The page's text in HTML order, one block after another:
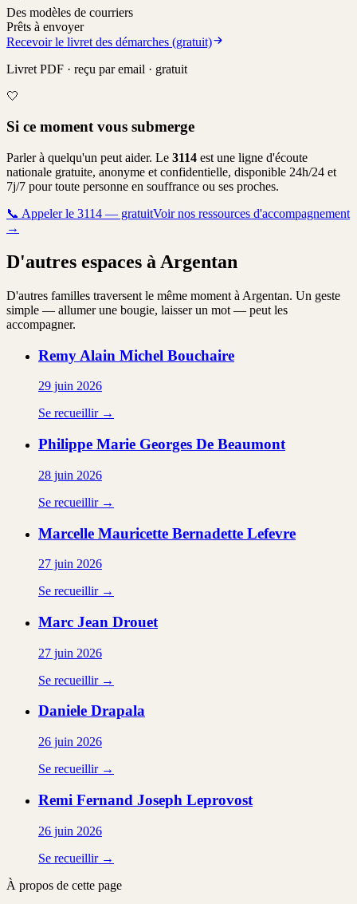
Des modèles de courriers
Prêts à envoyer
Recevoir le livret des démarches (gratuit)
Livret PDF · reçu par email · gratuit
🤍
Si ce moment vous submerge
Parler à quelqu'un peut aider. Le 3114 est une ligne d'écoute
nationale gratuite, anonyme et confidentielle, disponible 24h/24 et
7j/7 pour toute personne en souffrance ou ses proches.
📞 Appeler le 3114 — gratuitVoir nos ressources d'accompagnement
→
D'autres espaces à Argentan
D'autres familles traversent le même moment à Argentan. Un geste
simple — allumer une bougie, laisser un mot — peut les
accompagner.
Remy Alain Michel Bouchaire
29 juin 2026
Se recueillir →
Philippe Marie Georges De Beaumont
28 juin 2026
Se recueillir →
Marcelle Mauricette Bernadette Lefevre
27 juin 2026
Se recueillir →
Marc Jean Drouet
27 juin 2026
Se recueillir →
Daniele Drapala
26 juin 2026
Se recueillir →
Remi Fernand Joseph Leprovost
26 juin 2026
Se recueillir →
À propos de cette page